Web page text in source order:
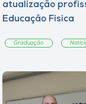
atualização
Educação Física
Graduação